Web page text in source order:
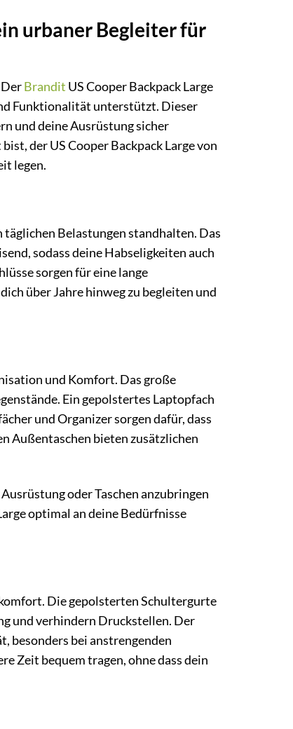
urbaner Begleiter für
Brandit US Cooper Backpack Large
Funktionalität unterstützt. Dieser
und deine Ausrüstung sicher
der US Cooper Backpack Large von
legen.
Belastungen standhalten. Das
sodass deine Habseligkeiten auch
sorgen für eine lange
über Jahre hinweg zu begleiten und
und Komfort. Das große
Ein gepolstertes Laptopfach
und Organizer sorgen dafür, dass
Außentaschen bieten zusätzlichen
oder Taschen anzubringen
optimal an deine Bedürfnisse
Die gepolsterten Schultergurte
und verhindern Druckstellen. Der
besonders bei anstrengenden
Zeit bequem tragen, ohne dass dein